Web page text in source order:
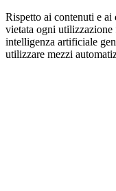
Rispetto ai contenuti e ai
vietata ogni utilizzazione
intelligenza artificiale
utilizzare mezzi